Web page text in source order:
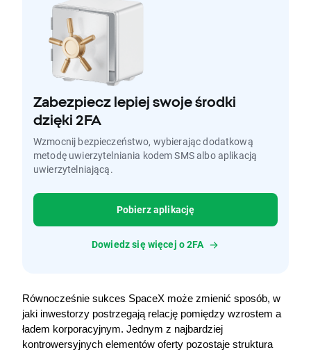
Zabezpiecz lepiej swoje środki
dzięki 2FA
Wzmocnij bezpieczeństwo, wybierając dodatkową
metodę uwierzytelniania kodem SMS albo aplikacją
uwierzytelniającą.
Pobierz aplikację
Dowiedz się więcej o 2FA
Równocześnie sukces SpaceX może zmienić sposób, w
jaki inwestorzy postrzegają relację pomiędzy wzrostem a
ładem korporacyjnym. Jednym z najbardziej
kontrowersyjnych elementów oferty pozostaje struktura